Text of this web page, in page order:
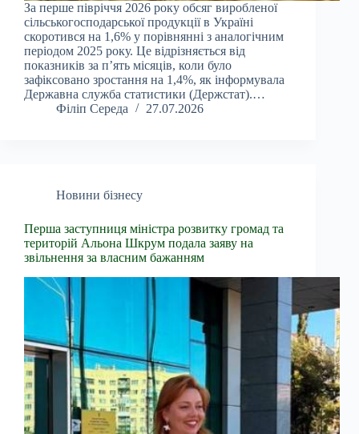
За перше півріччя 2026 року обсяг виробленої
сільськогосподарської продукції в Україні
скоротився на 1,6% у порівнянні з аналогічним
періодом 2025 року. Це відрізняється від
показників за п’ять місяців, коли було
зафіксовано зростання на 1,4%, як інформувала
Державна служба статистики (Держстат).…
Філіп Середа
27.07.2026
Новини бізнесу
Перша заступниця міністра розвитку громад та
територій Альона Шкрум подала заяву на
звільнення за власним бажанням